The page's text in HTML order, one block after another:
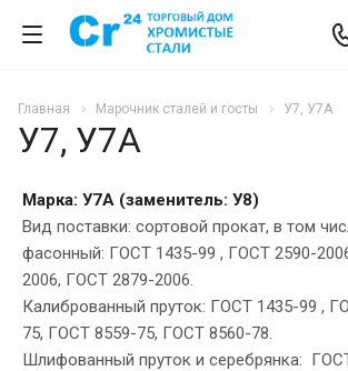
Главная Марочник сталей и госты У7, У7А
У7, У7А
Марка: У7А (заменитель: У8)
Вид поставки: сортовой прокат, в том
фасонный: ГОСТ 1435-99 , ГОСТ 2590-
2006, ГОСТ 2879-2006.
Калиброванный пруток: ГОСТ 1435-99 ,
75, ГОСТ 8559-75, ГОСТ 8560-78.
Шлифованный пруток и серебрянка: